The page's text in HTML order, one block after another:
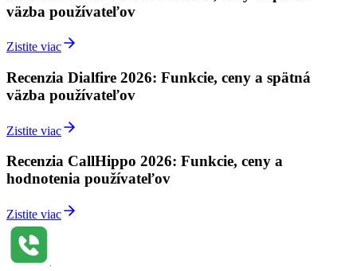
väzba používateľov
Zistite viac
Recenzia Dialfire 2026: Funkcie, ceny a spätná
väzba používateľov
Zistite viac
Recenzia CallHippo 2026: Funkcie, ceny a
hodnotenia používateľov
Zistite viac